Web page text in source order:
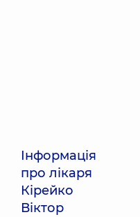
Інформація
про лікаря
Кірейко
Віктор